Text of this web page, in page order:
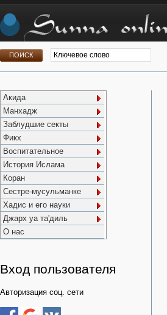
Акида
Манхадж
Заблудшие секты
Фикх
Воспитательное
История Ислама
Коран
Сестре-мусульманке
Хадис и его науки
Джарх уа та'диль
О нас
Вход пользователя
Авторизация соц. сети